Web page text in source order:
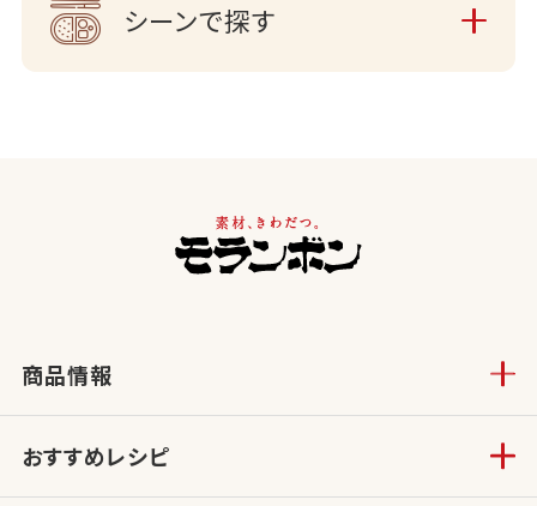
シーンで探す
商品情報
おすすめレシピ